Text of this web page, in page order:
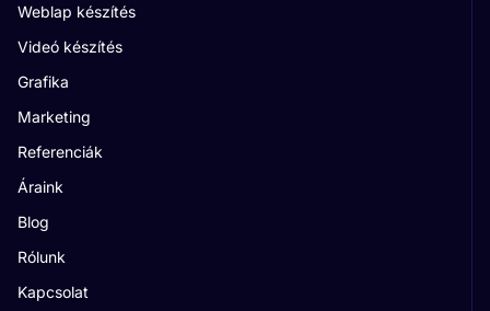
Weblap készítés
Videó készítés
Grafika
Marketing
Referenciák
Áraink
Blog
Rólunk
Kapcsolat